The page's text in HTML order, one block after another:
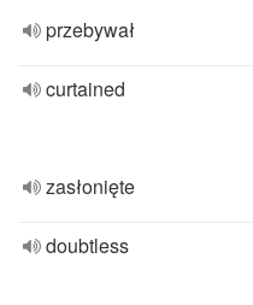
przebywał
curtained
zasłonięte
doubtless